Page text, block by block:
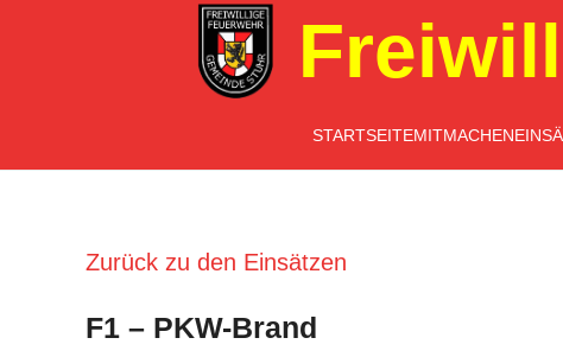
STARTSEITEMITMACHEN
Zurück zu den Einsätzen
F1 – PKW-Brand